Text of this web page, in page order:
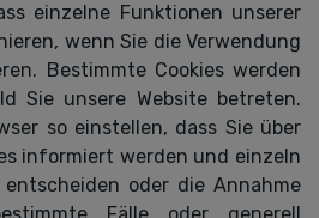
einzelne Funktionen unserer
wenn Sie die Verwendung
Bestimmte Cookies werden
Sie unsere Website betreten.
so einstellen, dass Sie über
informiert werden und einzeln
oder die Annahme